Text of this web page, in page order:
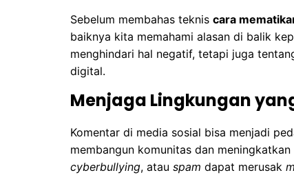
Sebelum membahas teknis cara
baiknya kita memahami alasan di balik
menghindari hal negatif, tetapi juga
digital.
Menjaga Lingkungan
Komentar di media sosial bisa menjadi
membangun komunitas dan meningkatkan
cyberbullying, atau spam dapat merusak